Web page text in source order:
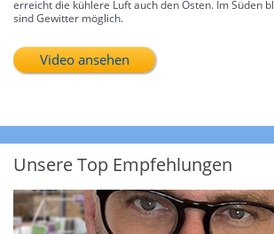
erreicht die kühlere Luft auch den Osten. Im Süden
sind Gewitter möglich.
Video ansehen
Unsere Top Empfehlungen